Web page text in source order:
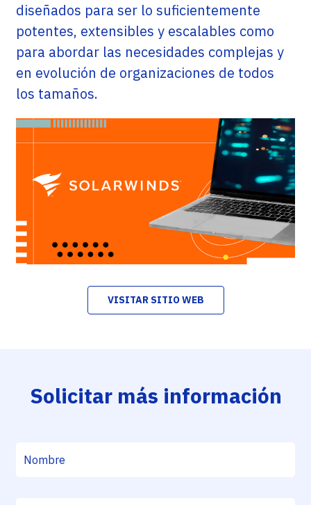
diseñados para ser lo suficientemente
potentes, extensibles y escalables como
para abordar las necesidades complejas y
en evolución de organizaciones de todos
los tamaños.
VISITAR SITIO WEB
Solicitar más información